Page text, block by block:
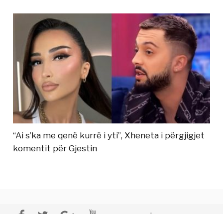
“Ai s’ka me qenë kurrë i yti”, Xheneta i përgjigjet
komentit për Gjestin